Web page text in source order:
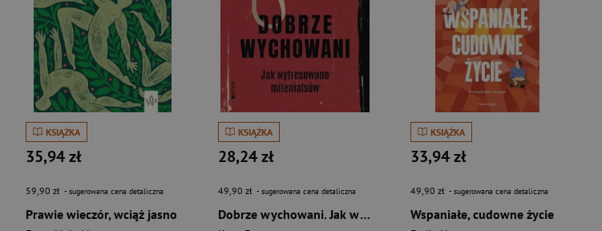
KSIĄŻKA
35,94 zł
59,90 zł - sugerowana cena detaliczna
Prawie wieczór, wciąż jasno
KSIĄŻKA
28,24 zł
49,90 zł - sugerowana cena detaliczna
Dobrze wychowani. Jak wytresowano milenialsów
KSIĄŻKA
33,94 zł
49,90 zł - sugerowana cena detaliczna
Wspaniałe, cudowne życie